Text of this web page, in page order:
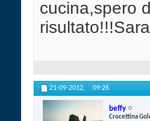
cucina,spero
risultato!!!Sara
21-09-2012, 09:26
beffy
Crocettina